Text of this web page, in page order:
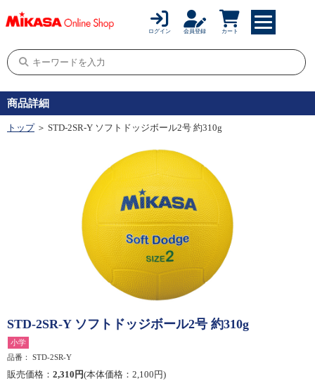
ログイン 会員登録 カート
商品詳細
トップ＞ STD-2SR-Y ソフトドッジボール2号 約310g
STD-2SR-Y ソフトドッジボール2号 約310g
小学
品番：
STD-2SR-Y
販売価格： 2,310円(本体価格：2,100円)